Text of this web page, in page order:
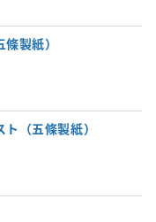
製紙）
（五條製紙）